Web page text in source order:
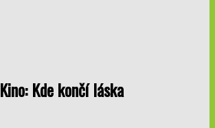
Kino: Kde končí láska